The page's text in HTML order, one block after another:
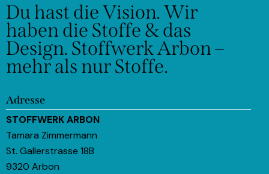
Du hast die Vision.Wir
haben die Stoffe & das
Design. Stoffwerk Arbon –
mehr als nur Stoffe.
Adresse
STOFFWERK ARBON
Tamara Zimmermann
St. Gallerstrasse 18B
9320 Arbon